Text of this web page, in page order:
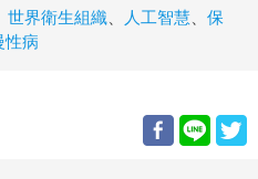
世界衛生組織 人工智慧
保
性病